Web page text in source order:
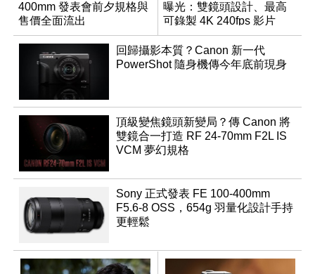
400mm 發表會前夕規格與
售價全面流出
曝光：雙鏡頭設計、最高
可錄製 4K 240fps 影片
回歸攝影本質？Canon 新一代
PowerShot 隨身機傳今年底前現身
頂級變焦鏡頭新變局？傳 Canon 將
雙鏡合一打造 RF 24-70mm F2L IS
VCM 夢幻規格
Sony 正式發表 FE 100-400mm
F5.6-8 OSS，654g 羽量化設計手持
更輕鬆